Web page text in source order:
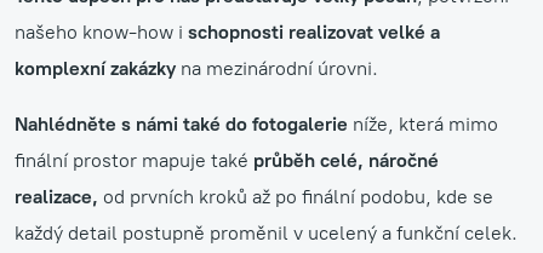
našeho know-how i schopnosti realizovat velké a
komplexní zakázky na mezinárodní úrovni.
Nahlédněte s námi také do fotogalerie níže, která mimo
finální prostor mapuje také průběh celé, náročné
realizace, od prvních kroků až po finální podobu, kde se
každý detail postupně proměnil v ucelený a funkční celek.